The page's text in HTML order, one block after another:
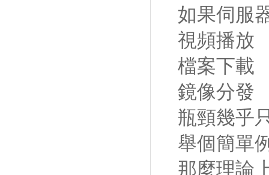
如果伺服
視頻播放
檔案下載
鏡像分發
瓶頸幾乎
舉個簡單
那麼理論